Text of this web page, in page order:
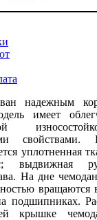
надежным
имеет
уплотненная
выдвижная
На дне
вращаются
подшипниках.
крышке